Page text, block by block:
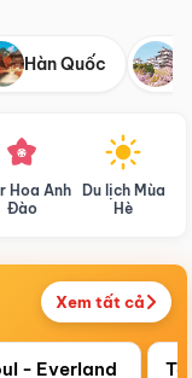
Hàn Quốc
Hoa Anh
Đào
Du lịch Mùa
Hè
Xem tất cả
Điểm nổi bật
- Everland